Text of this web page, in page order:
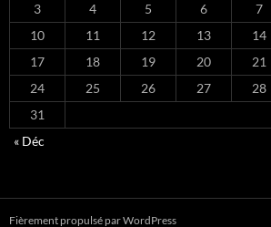
3
4 5 6 7
10
11 12 13 14
17
18 19 20 21
24
25 26 27 28
31
« Déc
Fièrement propulsé par WordPress